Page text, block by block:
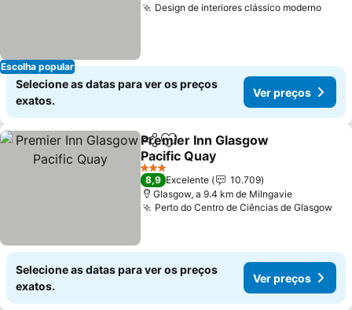
Escolha popular
Design de interiores clássico moderno
Selecione as datas para ver os preços
exatos.
Ver preços
PartilharAdicionar aos favoritos
Premier Inn Glasgow
Pacific Quay
3 Estrelas
8,9 Excelente
10.709
Glasgow, a 9.4 km de Milngavie
Perto do Centro de Ciências de Glasgow
Selecione as datas para ver os preços
exatos.
Ver preços